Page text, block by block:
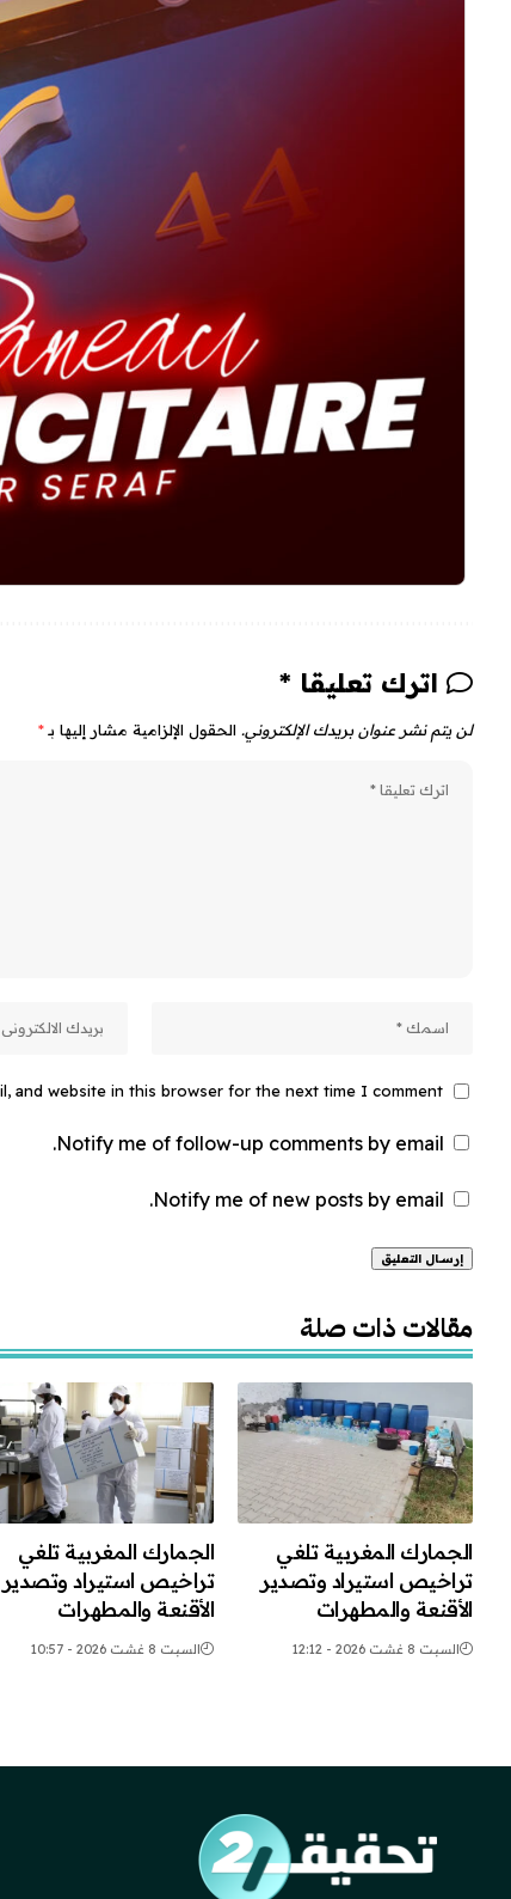
اترك تعليقا *
لن يتم نشر عنوان بريدك الإلكتروني. الحقول الإلزامية مشار إليها بـ*
and website in this browser for the next time I comment.
Notify me of follow-up comments by email.
Notify me of new posts by email.
مقالات ذات صلة
الجمارك المغربية تلغي
تراخيص استيراد وتصدير
الأقنعة والمطهرات
السبت 8 غشت 2026 - 12:12
الجمارك المغربية تلغي
تراخيص استيراد وتصدير
الأقنعة والمطهرات
السبت 8 غشت 2026 - 10:57